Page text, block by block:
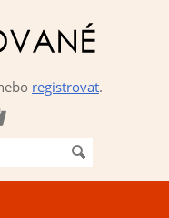
registrovat.